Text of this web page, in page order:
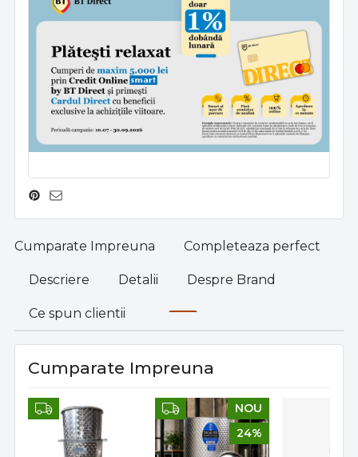
Cumparate Impreuna Completeaza perfect
Descriere Detalii Despre Brand
Ce spun clientii
Cumparate Impreuna
NOU
24%